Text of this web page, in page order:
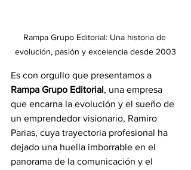
Rampa Grupo Editorial: Una historia de
evolución, pasión y excelencia desde 2003
Es con orgullo que presentamos a
Rampa Grupo Editorial, una empresa
que encarna la evolución y el sueño de
un emprendedor visionario, Ramiro
Parias, cuya trayectoria profesional ha
dejado una huella imborrable en el
panorama de la comunicación y el